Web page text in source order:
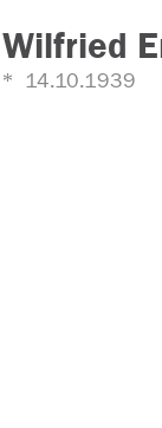
Wilfried
14.10.1939